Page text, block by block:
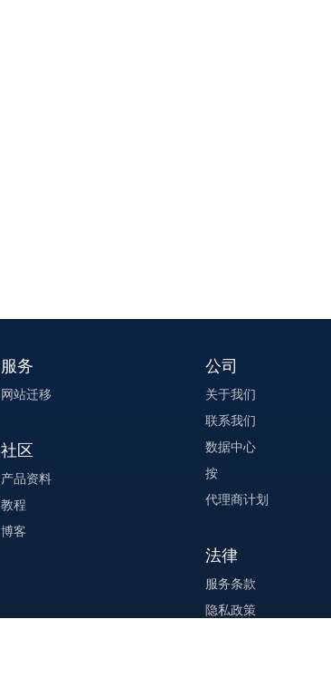
服务
网站迁移
社区
产品资料
教程
博客
公司
关于我们
联系我们
数据中心
按
代理商计划
法律
服务条款
隐私政策